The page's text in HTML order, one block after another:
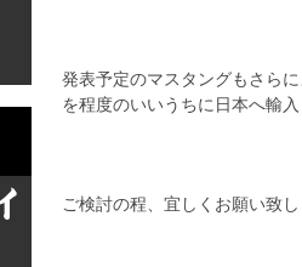
発表予定のマスタングもさら
を程度のいいうちに日本へ輸
ご検討の程、宜しくお願い致